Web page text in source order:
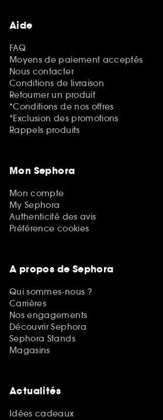
Aide
FAQ
Moyens de paiement acceptés
Nous contacter
Conditions de livraison
Retourner un produit
*Conditions de nos offres
*Exclusion des promotions
Rappels produits
Mon Sephora
Mon compte
My Sephora
Authenticité des avis
Préférence cookies
A propos de Sephora
Qui sommes-nous ?
Carrières
Nos engagements
Découvrir Sephora
Sephora Stands
Magasins
Actualités
Idées cadeaux